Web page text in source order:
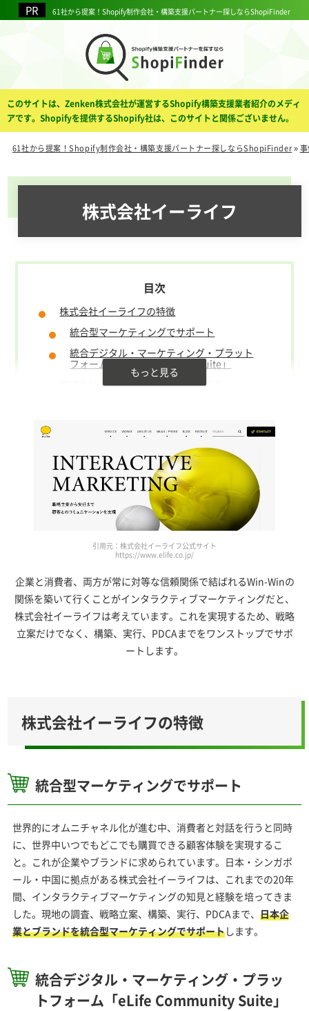
61社から提案！Shopify制作会社・構築支援パートナー探しならShopiFinder
このサイトは、Zenken株式会社が運営するShopify構築支援業者紹介のメディ
アです。Shopifyを提供するShopify社は、このサイトと関係ございません。
61社から提案！Shopify制作会社・構築支援パートナー探しならShopiFinder»
株式会社イーライフ
株式会社イーライフの特徴
統合型マーケティングでサポート
統合デジタル・マーケティング・プラット
フォーム「eLife Community Suite」
株式会社イーライフの導入事例・評判
株式会社イーライフの構築費用と納期
まとめ
株式会社イーライフの会社情報
関連ページ
引用元：株式会社イーライフ公式サイト
https://www.elife.co.jp/
企業と消費者、両方が常に対等な信頼関係で結ばれるWin-Winの
関係を築いて行くことがインタラクティブマーケティングだと、
株式会社イーライフは考えています。これを実現するため、戦略
立案だけでなく、構築、実行、PDCAまでをワンストップでサポ
ートします。
株式会社イーライフの特徴
統合型マーケティングでサポート
世界的にオムニチャネル化が進む中、消費者と対話を行うと同時
に、世界中いつでもどこでも購買できる顧客体験を実現するこ
と。これが企業やブランドに求められています。日本・シンガポ
ール・中国に拠点がある株式会社イーライフは、これまでの20年
間、インタラクティブマーケティングの知見と経験を培ってきま
した。現地の調査、戦略立案、構築、実行、PDCAまで、 日本企
業とブランドを統合型マーケティングでサポートします。
統合デジタル・マーケティング・プラッ
トフォーム「eLife Community Suite」